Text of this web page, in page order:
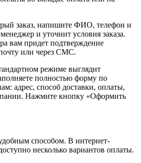
заказ, напишите ФИО, телефон и
и уточнит условия заказа.
вам придет подтверждение
или через СМС.
режиме выглядит
полностью форму по
адрес, способ доставки, оплаты,
Нажмите кнопку «Оформить
способом. В интернет-
несколько вариантов оплаты.